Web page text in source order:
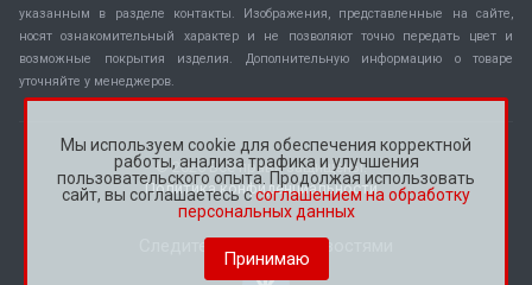
указанным в разделе контакты. Изображения, представленные на сайте,
носят ознакомительный характер и не позволяют точно передать цвет и
возможные покрытия изделия. Дополнительную информацию о товаре
уточняйте у менеджеров.
© 2026 Все права защищены.
Политика конфиденциальности
Следите за нашими новостями
Мы используем cookie для обеспечения корректной
работы, анализа трафика и улучшения
пользовательского опыта. Продолжая использовать
сайт, вы соглашаетесь ссоглашением на обработку
персональных данных
Принимаю